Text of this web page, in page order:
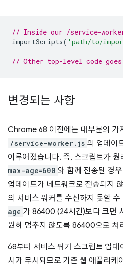
// Inside our /service-
importScripts( 'path/to/
// Other top-level code goes
변경되는 사항
Chrome 68 이전에는 대부분의 가
/service-worker.js 의 업데이
이루어졌습니다. 즉, 스크립트가 원
max-age=600 와 함께 전송된 경
업데이트가 네트워크로 전송되지
의 서비스 워커를 수신하지 못할
age 가 86400 (24시간)보다 크면
원히 멈추지 않도록 86400으로 처
68부터 서비스 워커 스크립트 업데
시가 무시되므로 기존 웹 애플리케